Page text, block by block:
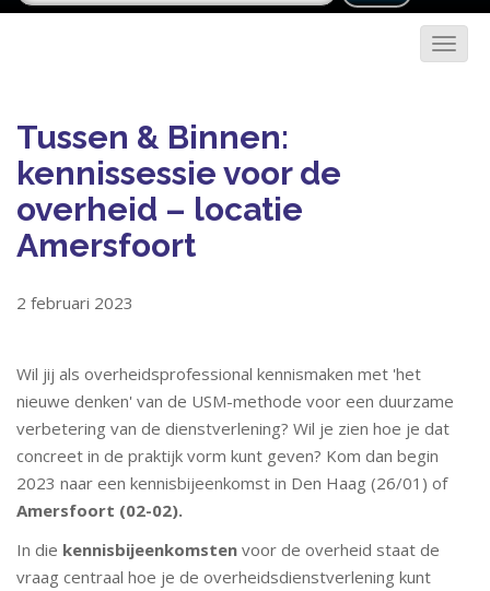
Tussen & Binnen:
kennissessie voor de
overheid – locatie
Amersfoort
2 februari 2023
Wil jij als overheidsprofessional kennismaken met 'het
nieuwe denken' van de USM-methode voor een duurzame
verbetering van de dienstverlening? Wil je zien hoe je dat
concreet in de praktijk vorm kunt geven? Kom dan begin
2023 naar een kennisbijeenkomst in Den Haag (26/01) of
Amersfoort (02-02).
In die kennisbijeenkomsten voor de overheid staat de
vraag centraal hoe je de overheidsdienstverlening kunt